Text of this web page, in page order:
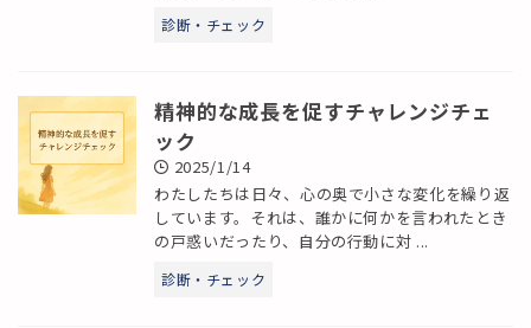
診断・チェック
精神的な成長を促すチャレンジチェ
ック
2025/1/14
わたしたちは日々、心の奥で小さな変化を繰り返
しています。それは、誰かに何かを言われたとき
の戸惑いだったり、自分の行動に対 ...
診断・チェック